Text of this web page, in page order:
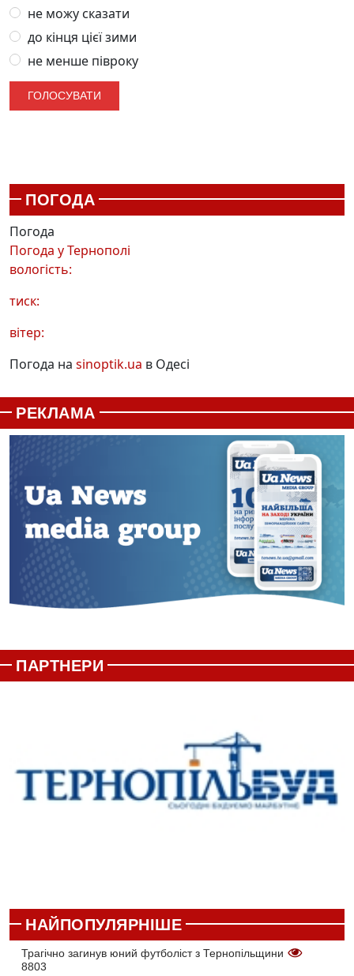
не можу сказати
до кінця цієї зими
не менше півроку
ПОГОДА
Погода
Погода уТернополі
вологість:
тиск:
вітер:
Погода на sinoptik.ua в Одесі
РЕКЛАМА
ПАРТНЕРИ
НАЙПОПУЛЯРНІШЕ
Трагічно загинув юний футболіст з Тернопільщини
8803